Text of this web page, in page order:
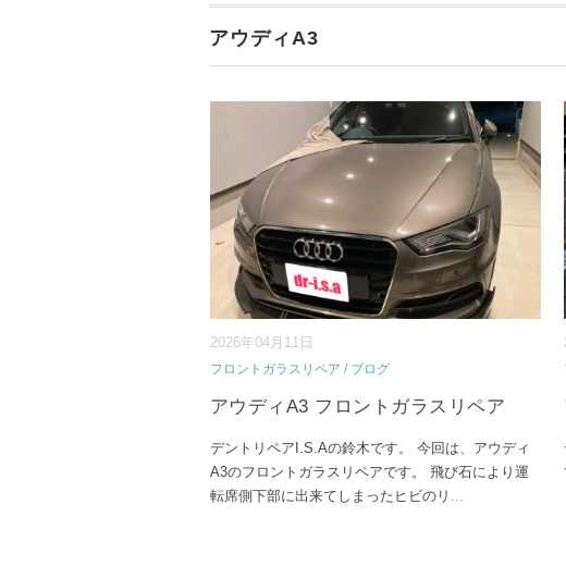
アウディA3
2026年04月11日
フロントガラスリペア / ブログ
アウディA3 フロントガラスリペア
デントリペアI.S.Aの鈴木です。 今回は、アウディ
A3のフロントガラスリペアです。 飛び石により運
転席側下部に出来てしまったヒビのリ ...